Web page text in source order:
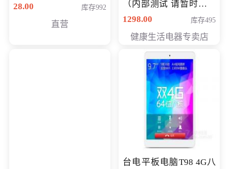
28.00
库存992
直营
（内部测试 请暂时不要
购买）
1298.00 库存495
健康生活电器专卖店
台电平板电脑T98 4G八